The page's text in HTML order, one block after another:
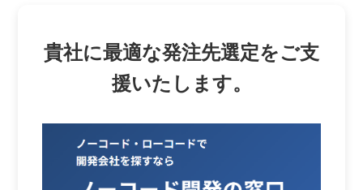
貴社に最適な発注先選定をご支
援いたします。